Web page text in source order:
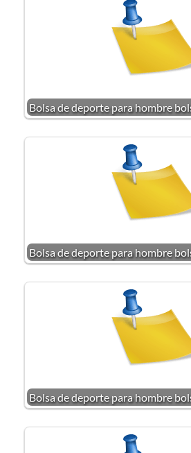
Bolsa de deporte para hombre
Bolsa de deporte para hombre
Bolsa de deporte para hombre